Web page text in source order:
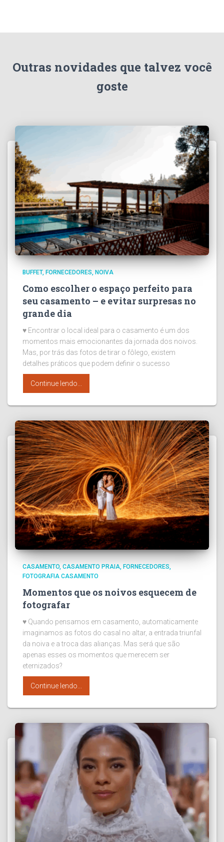
Outras novidades que talvez você
goste
BUFFET FORNECEDORES NOIVA
Como escolher o espaço perfeito para
seu casamento – e evitar surpresas no
grande dia
♥ Encontrar o local ideal para o casamento é um dos
momentos mais emocionantes da jornada dos noivos.
Mas, por trás das fotos de tirar o fôlego, existem
detalhes práticos que podem definir o sucesso
Continue lendo...
CASAMENTO CASAMENTO PRAIA FORNECEDORES
FOTOGRAFIA CASAMENTO
Momentos que os noivos esquecem de
fotografar
♥ Quando pensamos em casamento, automaticamente
imaginamos as fotos do casal no altar, a entrada triunfal
da noiva e a troca das alianças. Mas será que são
apenas esses os momentos que merecem ser
eternizados?
Continue lendo...